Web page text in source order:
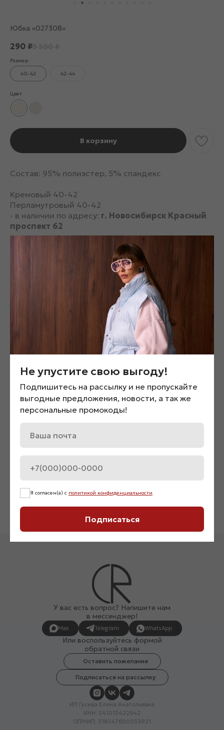
Юбка «027308»
290 ₽
Размер
40-42
42-44
Цвет
В корзину
Состав: 95% полиэстер, 5% спандекс
Кремовый 40-42
Перламутровый 40-42
- в наличии по адресу: г. Новосибирск Красный
проспект 62
Перламутровый 42-44
- в наличии по адресу:
г. Новосибирск Дуси
Ремень «01037»
Нет в наличии
Джинсы прямого кроя с
5 600 ₽
У вас есть вопрос? Напишите нам
в мессенджер!
Max Telegram WhatsApp
Или воспользуйтесь формой
обратной связи
Оставить пожелание
Подписаться на рассылку
ИП Гусева Елена Анатольевна
ИНН: 541013422642
ОГРНИП: 318547600033921
Не упустите свою выгоду!
Подпишитесь на рассылку и не пропускайте
выгодные предложения, новости, а так же
персональные промокоды!
Я согласен(а) с политикой конфиденциальности
Подписаться